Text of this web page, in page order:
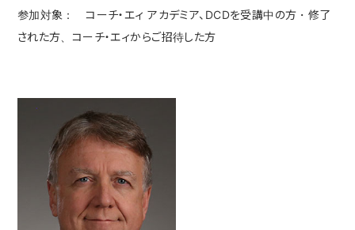
参加対象： コーチ・エィ アカデミア、DCDを受講中の方・修了
された方、コーチ・エィからご招待した方